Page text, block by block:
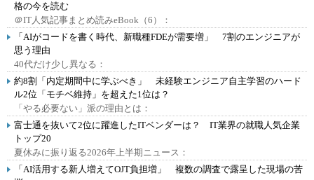
格の今を読む
＠IT人気記事まとめ読みeBook（6）：
「AIがコードを書く時代、新職種FDEが需要増」 7割のエンジニアが
思う理由
40代だけ少し異なる：
約8割「内定期間中に学ぶべき」 未経験エンジニア自主学習のハード
ル2位「モチベ維持」を超えた1位は？
「やる必要ない」派の理由とは：
富士通を抜いて2位に躍進したITベンダーは？ IT業界の就職人気企業
トップ20
夏休みに振り返る2026年上半期ニュース：
「AI活用する新人増えてOJT負担増」 複数の調査で露呈した現場の苦